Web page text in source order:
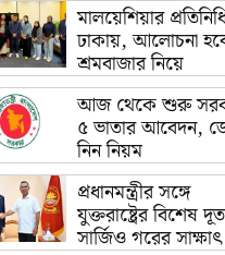
মালয়েশিয়ার
ঢাকায়, আলোচনা
শ্রমবাজার নিয়ে
আজ থেকে শুরু
৫ ভাতার আবেদন,
নিন নিয়ম
প্রধানমন্ত্রীর সঙ্গে
যুক্তরাষ্ট্রের বিশেষ দূত
সার্জিও গরের সাক্ষাৎ